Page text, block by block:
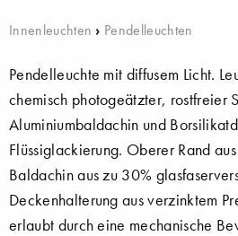
Innenleuchten › Pendelleuchten
Pendelleuchte mit diffusem Licht.
chemisch photogeätzter, rostfreier
Aluminiumbaldachin und
Flüssiglackierung. Oberer Rand
Baldachin aus zu 30%
Deckenhalterung aus verzinktem
erlaubt durch eine mechanische